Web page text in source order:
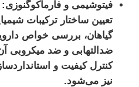
فیتوشیمی و فارماکوگنوزی:
تعیین ساختار ترکیبات
گیاهان، بررسی خواص
ضدالتهابی و ضد میکروبی
کنترل کیفیت و
نیز می‌شود.